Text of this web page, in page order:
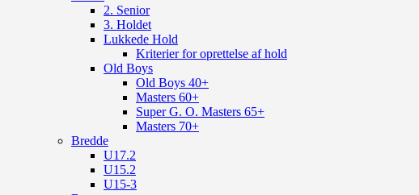
2. Senior
3. Holdet
Lukkede Hold
Kriterier for oprettelse af hold
Old Boys
Old Boys 40+
Masters 60+
Super G. O. Masters 65+
Masters 70+
Bredde
U17.2
U15.2
U15-3